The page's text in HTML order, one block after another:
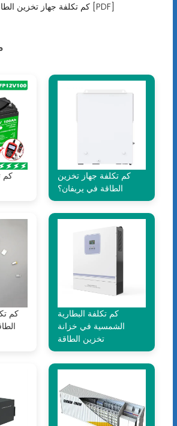
كم تكلفة جهاز تخزين الطاقة في بورت لويس؟ [PDF]
كم
كم تكلفة جهاز تخزين
الطاقة في يريفان؟
كم
كم تكلفة البطارية
الشمسية في خزانة
تخزين الطاقة